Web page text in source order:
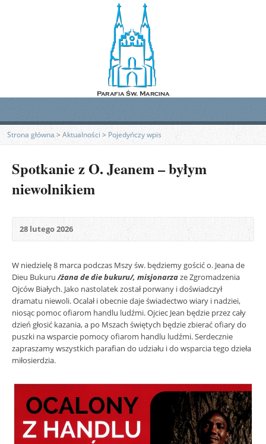
Strona główna> Aktualności > Pojedyńczy wpis
Spotkanie z O. Jeanem – byłym
niewolnikiem
28 lutego 2026
W niedzielę 8 marca podczas Mszy św. będziemy gościć o. Jeana de
Dieu Bukuru/żana de die bukuru/, misjonarzaze Zgromadzenia
Ojców Białych. Jako nastolatek został porwany i doświadczył
dramatu niewoli. Ocalał i obecnie daje świadectwo wiary i nadziei,
niosąc pomoc ofiarom handlu ludźmi. Ojciec Jean będzie przez cały
dzień głosić kazania, a po Mszach świętych będzie zbierać ofiary do
puszki na wsparcie pomocy ofiarom handlu ludźmi. Serdecznie
zapraszamy wszystkich parafian do udziału i do wsparcia tego dzieła
miłosierdzia.